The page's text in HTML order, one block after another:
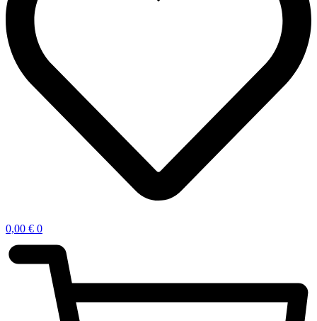
0,00 € 0